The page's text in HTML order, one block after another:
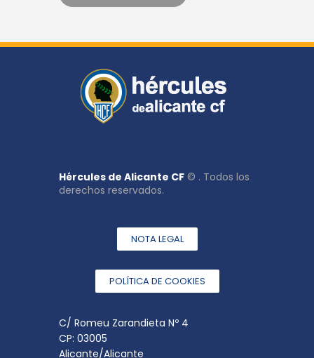
Hércules de Alicante CF © . Todos los
derechos reservados.
NOTA LEGAL
POLÍTICA DE COOKIES
C/ Romeu Zarandieta Nº 4
CP: 03005
Alicante/Alicante